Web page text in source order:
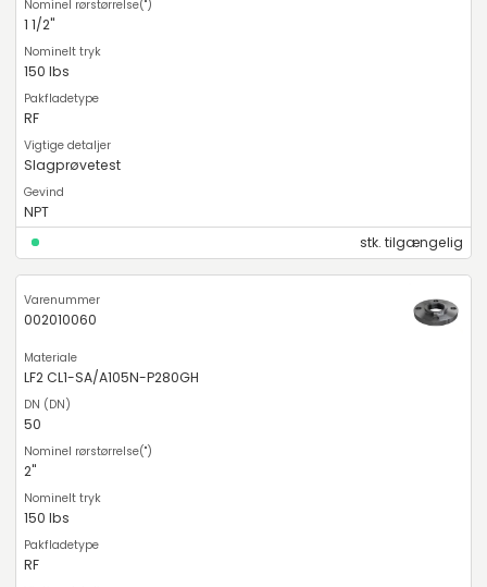
1 1/2"
150 lbs
RF
Slagprøvetest
NPT
stk. tilgængelig
002010060
LF2 CL1-SA/A105N-P280GH
50
2"
150 lbs
RF